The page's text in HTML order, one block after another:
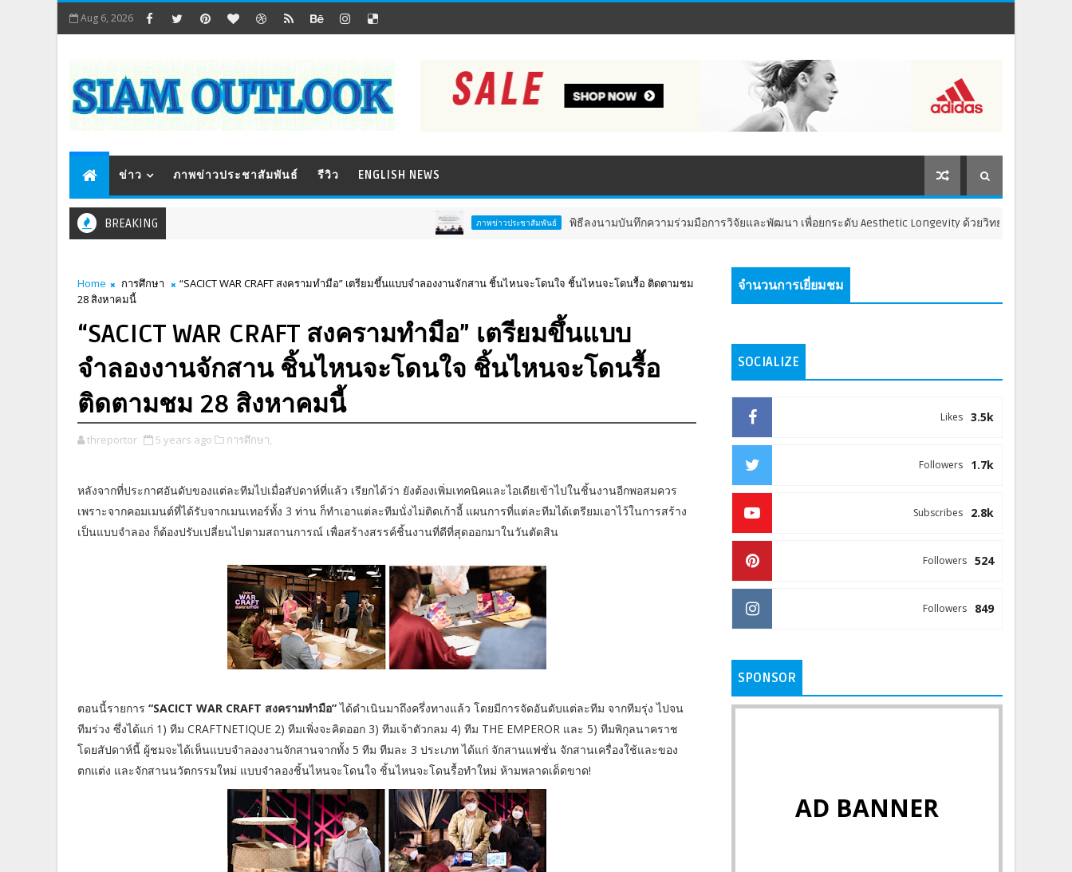
Aug 6, 2026
ข่าว ภาพข่าวประชาสัมพันธ์ รีวิว ENGLISH NEWS
BREAKING ภาพข่าวประชาสัมพันธ์ พิธีลงนามบันทึกความร่วมมือการวิจัยและพัฒนา เพื่อยกระดับ Aesthetic Longevity ด้วยวิทยาศาสตร์ และนวัตกร
Home การศึกษา
“SACICT WAR CRAFT สงครามทำมือ” เตรียมขึ้นแบบจำลองงานจักสาน ชิ้นไหนจะโดนใจ ชิ้นไหนจะโดนรื้อ ติดตามชม
28 สิงหาคมนี้
“SACICT WAR CRAFT สงครามทำมือ” เตรียมขึ้นแบบ
จำลองงานจักสาน ชิ้นไหนจะโดนใจ ชิ้นไหนจะโดนรื้อ
ติดตามชม 28 สิงหาคมนี้
threportor 5 years ago การศึกษา,
หลังจากที่ประกาศอันดับของแต่ละทีมไปเมื่อสัปดาห์ที่แล้ว เรียกได้ว่า ยังต้องเพิ่มเทคนิคและไอเดียเข้าไปในชิ้นงานอีกพอสมควร
เพราะจากคอมเมนต์ที่ได้รับจากเมนเทอร์ทั้ง 3 ท่าน ก็ทำเอาแต่ละทีมนั่งไม่ติดเก้าอี้ แผนการที่แต่ละทีมได้เตรียมเอาไว้ในการสร้าง
เป็นแบบจำลอง ก็ต้องปรับเปลี่ยนไปตามสถานการณ์ เพื่อสร้างสรรค์ชิ้นงานที่ดีที่สุดออกมาในวันตัดสิน
ตอนนี้รายการ “SACICT WAR CRAFT สงครามทำมือ”ได้ดำเนินมาถึงครึ่งทางแล้ว โดยมีการจัดอันดับแต่ละทีม จากทีมรุ่ง ไปจน
ทีมร่วง ซึ่งได้แก่ 1) ทีม CRAFTNETIQUE 2) ทีมเพิ่งจะคิดออก 3) ทีมเจ้าตัวกลม 4) ทีม THE EMPEROR และ 5) ทีมพิกุลนาคราช
โดยสัปดาห์นี้ ผู้ชมจะได้เห็นแบบจำลองงานจักสานจากทั้ง 5 ทีม ทีมละ 3 ประเภท ได้แก่ จักสานแฟชั่น จักสานเครื่องใช้และของ
ตกแต่ง และจักสานนวัตกรรมใหม่ แบบจำลองชิ้นไหนจะโดนใจ ชิ้นไหนจะโดนรื้อทำใหม่ ห้ามพลาดเด็ดขาด!
จำนวนการเยี่ยมชม
SOCIALIZE
3.5k
Likes
1.7k
Followers
2.8k
Subscribes
524
Followers
849
Followers
SPONSOR
AD BANNER